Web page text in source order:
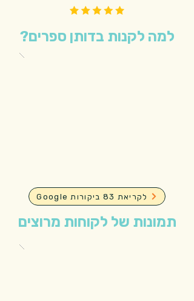
למה לקנות בדותן ספרים?
Google לקריאת 83 ביקורות
תמונות של לקוחות מרוצים